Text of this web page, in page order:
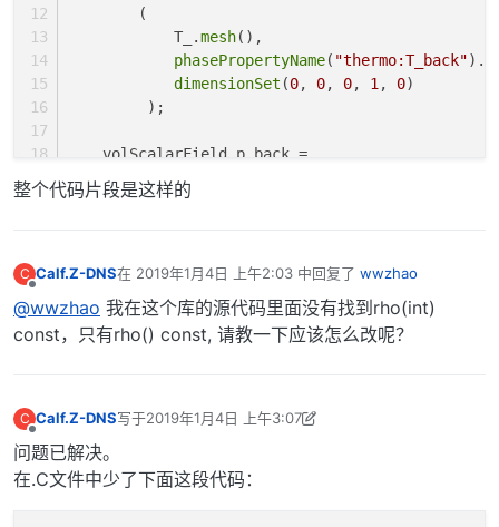
	(
	    T_.
mesh(),
phasePropertyName( "thermo:T_back").
dimensionSet (0, 0, 0, 1 , 0)
	 );
    volScalarField p_back =
lookupOrConstruct2
	(
dimensionSet(1 , -3, 0, 0, 0)
/* Check if the temperature or pressure
       have changed since the last iteration. */
if(T_[faceI] != T_back[faceI] ||
    		forAll(T_, faceI2)
整个代码片段是这样的
C Calf.Z-DNS在 2019年1月4日 上午2:03 中回复了 wwzhao
最后由 编辑
@wwzhao 我在这个库的源代码里面没有找到rho(int)
const，只有rho() const, 请教一下应该怎么改呢？
C Calf.Z-DNS写于2019年1月4日 上午3:07
最后由 李东岳 编辑2019年11月4日 下午6:16
问题已解决。
在.C文件中少了下面这段代码：